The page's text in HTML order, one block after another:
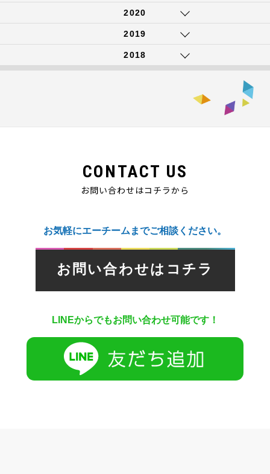
2020
2019
2018
CONTACT US
お問い合わせはコチラから
お気軽にエーチームまでご相談ください。
お問い合わせはコチラ
LINEからでもお問い合わせ可能です！